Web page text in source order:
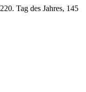
220. Tag des Jahres, 145